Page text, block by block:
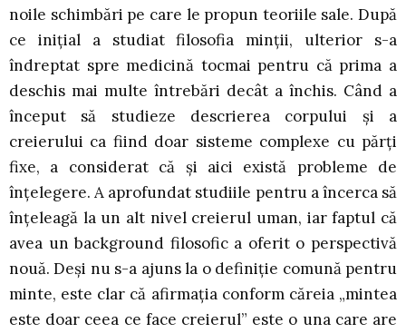
noile schimbări pe care le propun teoriile sale. După
ce inițial a studiat filosofia minții, ulterior s-a
îndreptat spre medicină tocmai pentru că prima a
deschis mai multe întrebări decât a închis. Când a
început să studieze descrierea corpului și a
creierului ca fiind doar sisteme complexe cu părți
fixe, a considerat că și aici există probleme de
înțelegere. A aprofundat studiile pentru a încerca să
înțeleagă la un alt nivel creierul uman, iar faptul că
avea un background filosofic a oferit o perspectivă
nouă. Deși nu s-a ajuns la o definiție comună pentru
minte, este clar că afirmația conform căreia „mintea
este doar ceea ce face creierul” este o una care are